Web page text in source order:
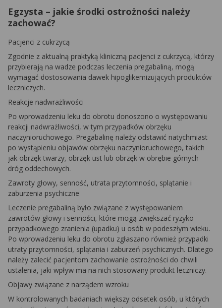
Egzysta – jakie środki ostrożności należy
zachować?
Pacjenci z cukrzycą
Zgodnie z aktualną praktyką kliniczną pacjenci z cukrzycą, którzy
przybierają na wadze podczas leczenia pregabaliną, mogą
wymagać dostosowania dawek hipoglikemizujących produktów
leczniczych.
Reakcje nadwrażliwości
Po wprowadzeniu leku do obrotu donoszono o występowaniu
reakcji nadwrażliwości, w tym przypadków obrzęku
naczynioruchowego. Pregabalinę należy odstawić natychmiast
po wystąpieniu objawów obrzęku naczynioruchowego, takich
jak obrzęk twarzy, obrzęk ust lub obrzęk w obrębie górnych
dróg oddechowych.
Zawroty głowy, senność, utrata przytomności, splątanie i
zaburzenia psychiczne
Leczenie pregabaliną było związane z występowaniem
zawrotów głowy i senności, które mogą zwiększać ryzyko
przypadkowego zranienia (upadku) u osób w podeszłym wieku.
Po wprowadzeniu leku do obrotu zgłaszano również przypadki
utraty przytomności, splątania i zaburzeń psychicznych. Dlatego
należy zalecić pacjentom zachowanie ostrożności do chwili
ustalenia, jaki wpływ ma na nich stosowany produkt leczniczy.
Objawy związane z narządem wzroku
W kontrolowanych badaniach większy odsetek osób, u których